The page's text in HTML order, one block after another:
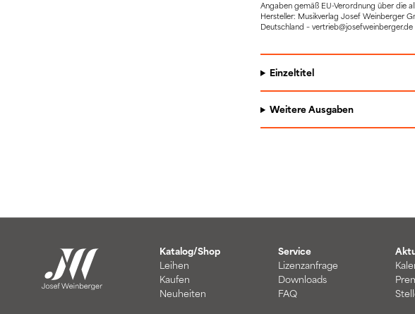
Angaben gemäß EU-Verordnung über die
Hersteller: Musikverlag Josef Weinberger
Deutschland – vertrieb@josefweinberger.de
Einzeltitel
Weitere Ausgaben
Katalog/Shop
Leihen
Kaufen
Neuheiten
Service
Lizenzanfrage
Downloads
FAQ